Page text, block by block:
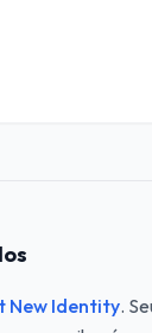
New Identity.